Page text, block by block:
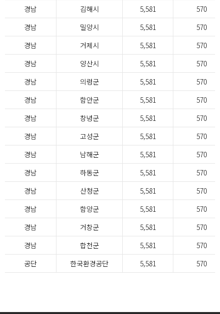
경남
김해시 5,581
570
경남
밀양시 5,581
570
경남
거제시 5,581
570
경남
양산시 5,581
570
경남
의령군 5,581
570
경남
함안군 5,581
570
경남
창녕군 5,581
570
경남
고성군 5,581
570
경남
남해군 5,581
570
경남
하동군 5,581
570
경남
산청군 5,581
570
경남
함양군 5,581
570
경남
거창군 5,581
570
경남
합천군 5,581
570
공단
한국환경공단 5,581 570